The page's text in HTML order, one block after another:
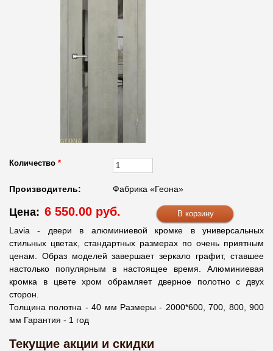
Количество *
Производитель: Фабрика «Геона»
Цена: 6 550.00 руб.
Lavia - двери в алюминиевой кромке в универсальных
стильных цветах, стандартных размерах по очень приятным
ценам. Образ моделей завершает зеркало графит, ставшее
настолько популярным в настоящее время. Алюминиевая
кромка в цвете хром обрамляет дверное полотно с двух
сторон.
Толщина полотна - 40 мм Размеры - 2000*600, 700, 800, 900
мм Гарантия - 1 год
Текущие акции и скидки